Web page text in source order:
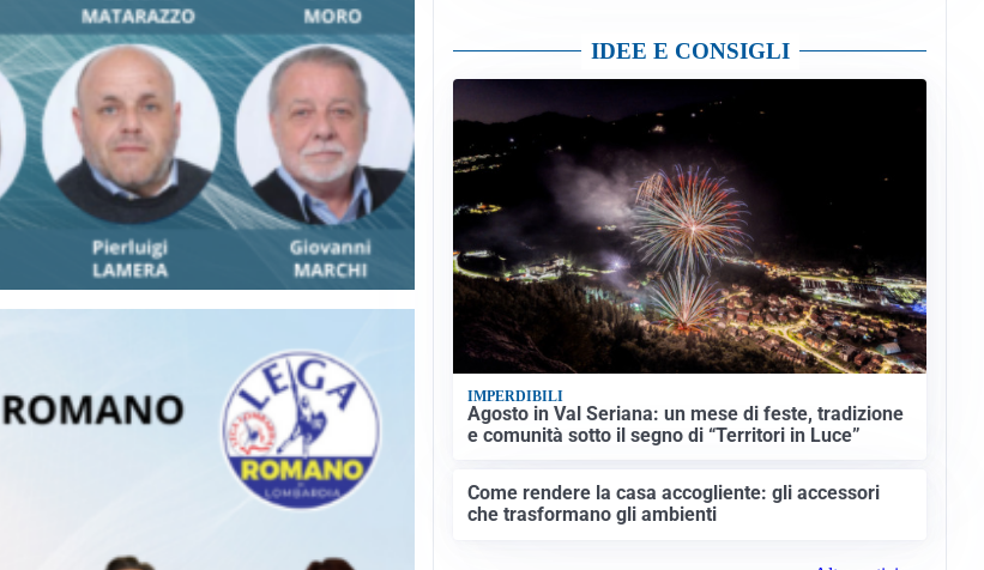
IDEE E CONSIGLI
IMPERDIBILI
Agosto in Val Seriana: un mese di feste, tradizione
e comunità sotto il segno di “Territori in Luce”
Come rendere la casa accogliente: gli accessori
che trasformano gli ambienti